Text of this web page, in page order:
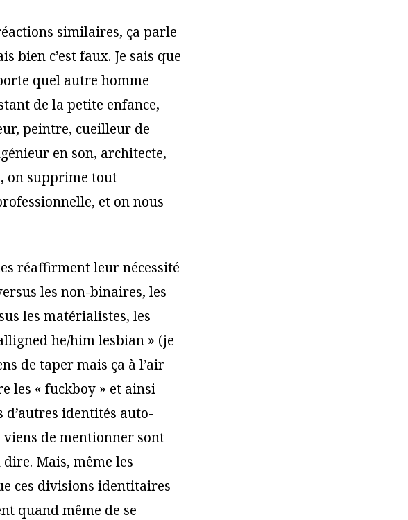
similaires, ça parle
bien c’est faux. Je sais que
quel autre homme
de la petite enfance,
peintre, cueilleur de
en son, architecte,
on supprime tout
et on nous
réaffirment leur nécessité
les non-binaires, les
les matérialistes, les
he/him lesbian » (je
de taper mais ça à l’air
les « fuckboy » et ainsi
d’autres identités auto-
viens de mentionner sont
Mais, même les
ces divisions identitaires
quand même de se